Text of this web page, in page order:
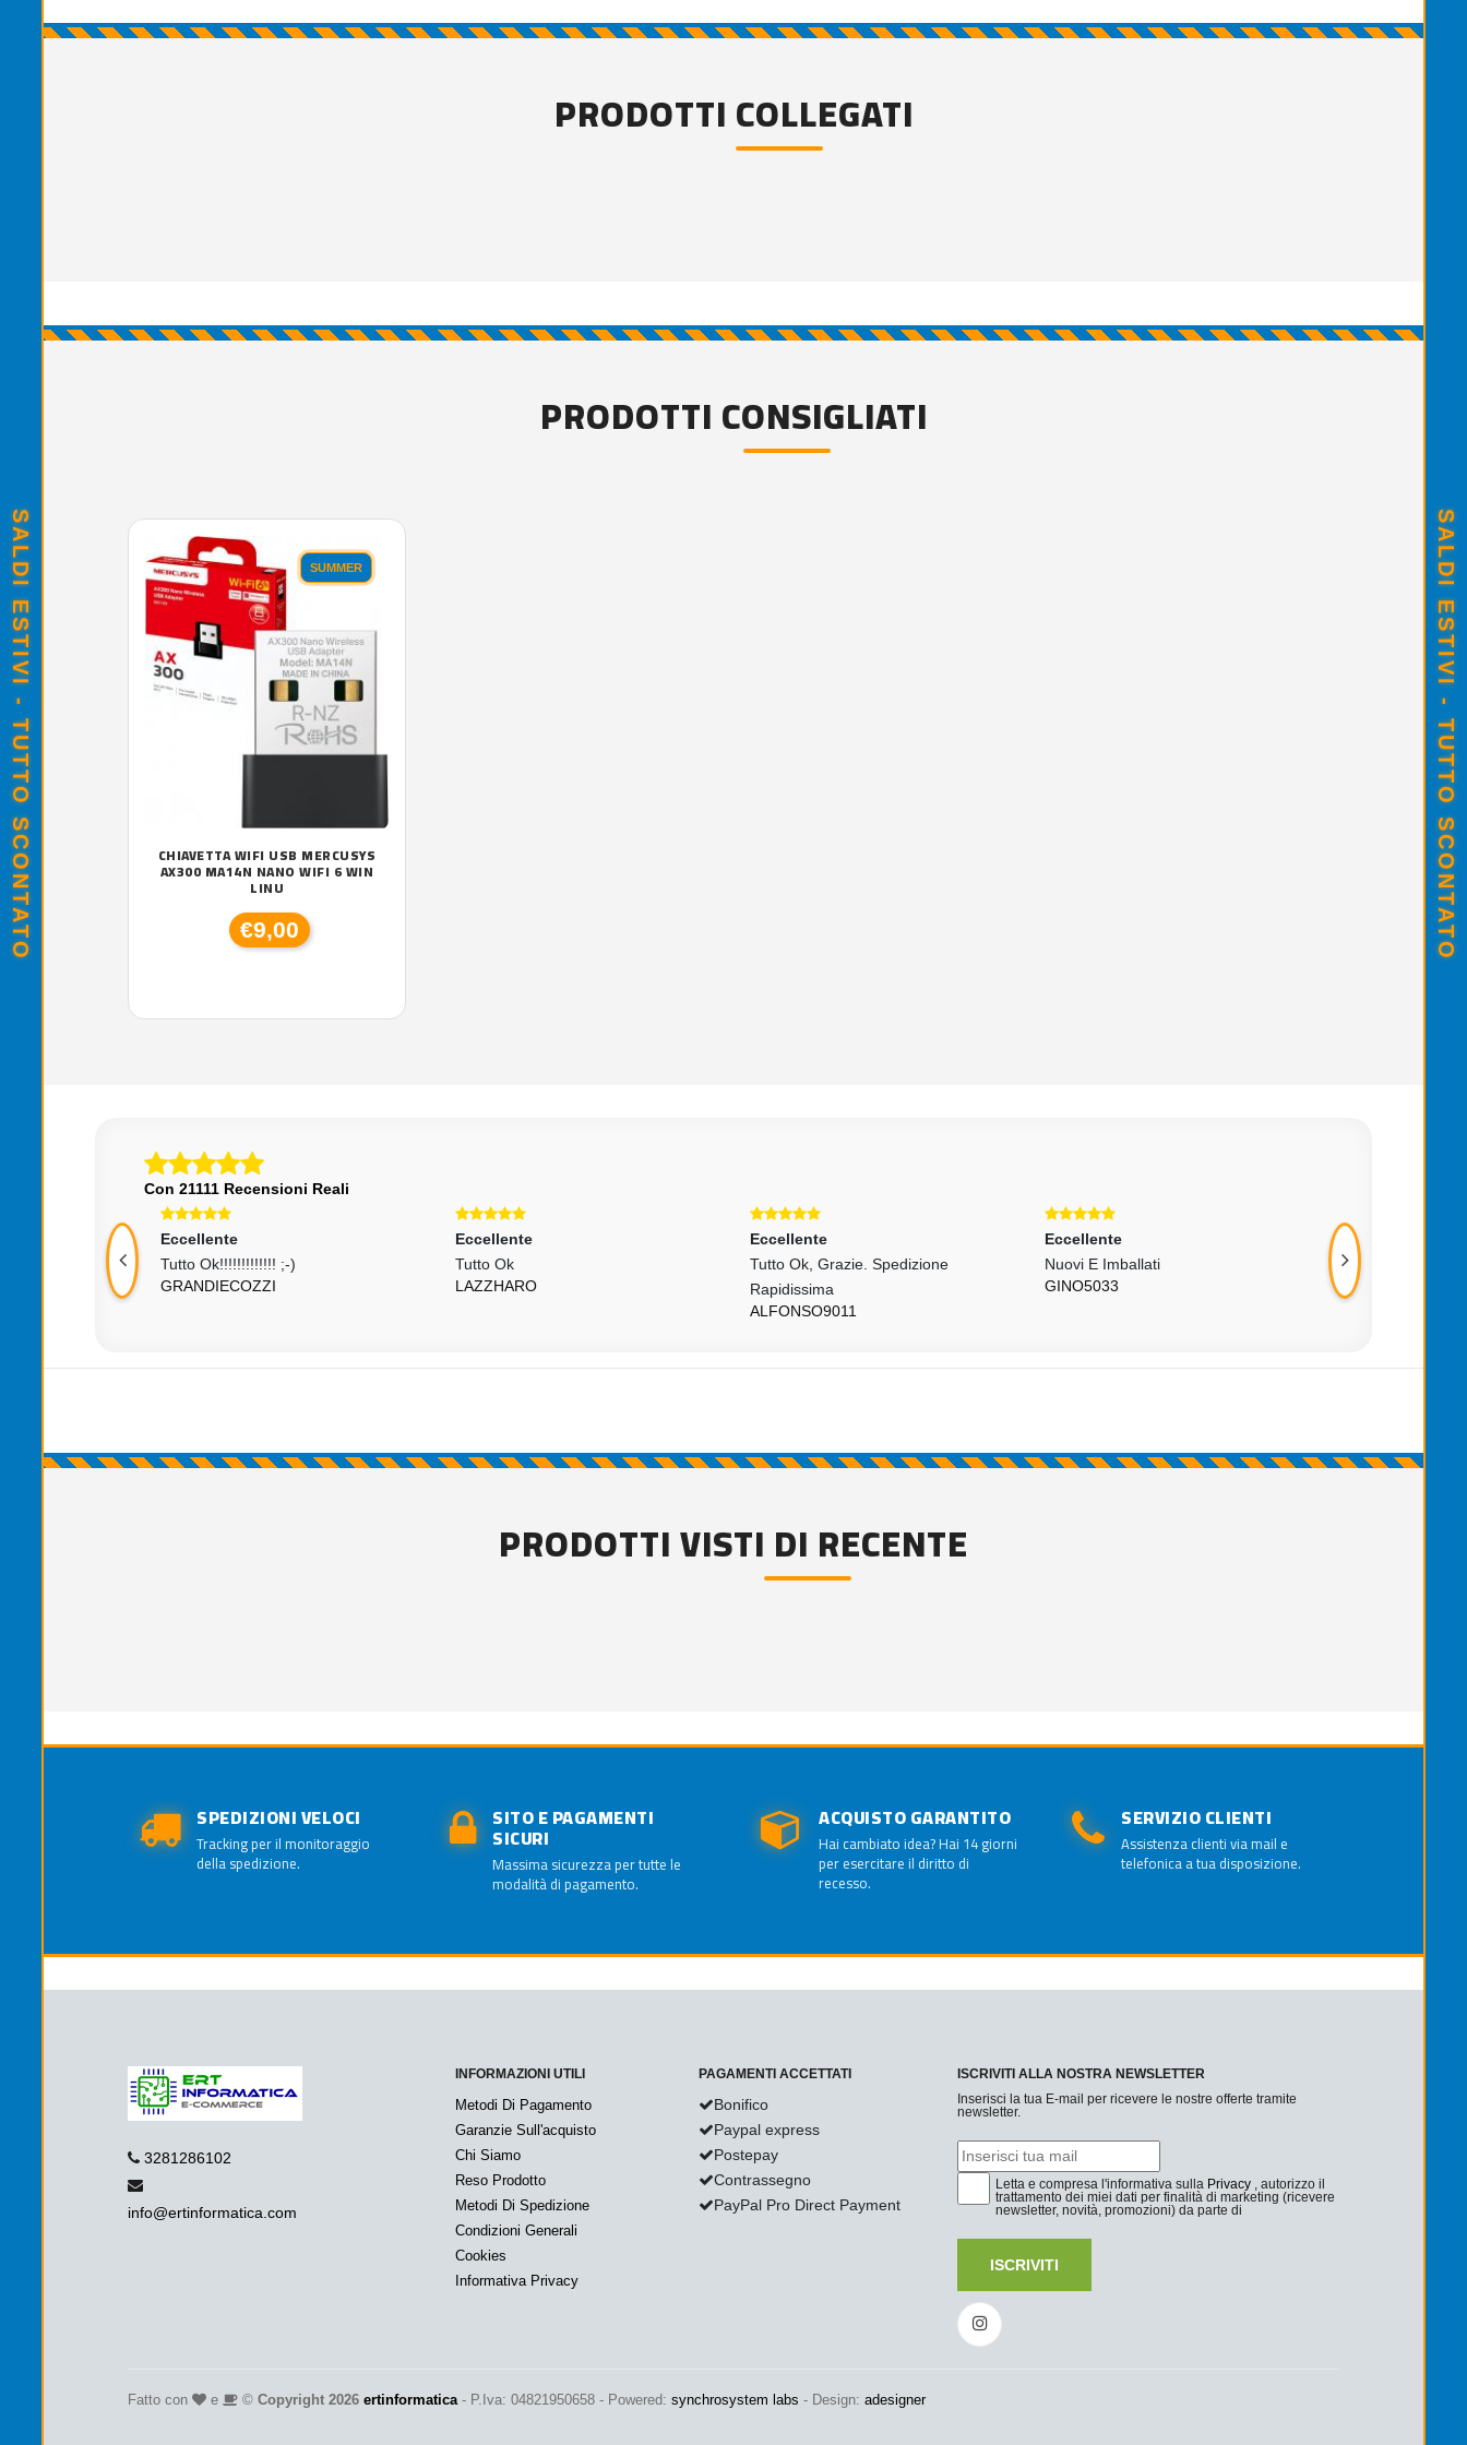
PRODOTTI COLLEGATI
PRODOTTI CONSIGLIATI
SUMMER
CHIAVETTA WIFI USB MERCUSYS
AX300 MA14N NANO WIFI 6 WIN
LINU
€9,00
Con 21111 Recensioni Reali
Eccellente
Tutto Ok!!!!!!!!!!!!! ;-)
GRANDIECOZZI
Eccellente
Tutto Ok
LAZZHARO
Eccellente
Tutto Ok, Grazie. Spedizione
Rapidissima
ALFONSO9011
Eccellente
Nuovi E Imballati
GINO5033
Eccellente
Tutto Ok
TIZLABIONDA74
PRODOTTI VISTI DI RECENTE
SPEDIZIONI VELOCI
Tracking per il monitoraggio
della spedizione.
SITO E PAGAMENTI
SICURI
Massima sicurezza per tutte le
modalità di pagamento.
ACQUISTO GARANTITO
Hai cambiato idea? Hai 14 giorni
per esercitare il diritto di
recesso.
SERVIZIO CLIENTI
Assistenza clienti via mail e
telefonica a tua disposizione.
3281286102
info@ertinformatica.com
INFORMAZIONI UTILI
Metodi Di Pagamento
Garanzie Sull'acquisto
Chi Siamo
Reso Prodotto
Metodi Di Spedizione
Condizioni Generali
Cookies
Informativa Privacy
PAGAMENTI ACCETTATI
Bonifico
Paypal express
Postepay
Contrassegno
PayPal Pro Direct Payment
ISCRIVITI ALLA NOSTRA NEWSLETTER
Inserisci la tua E-mail per ricevere le nostre offerte tramite
newsletter.
Letta e compresa l'informativa sulla Privacy , autorizzo il
trattamento dei miei dati per finalità di marketing (ricevere
newsletter, novità, promozioni) da parte di
ISCRIVITI
Fatto con e © Copyright 2026 ertinformatica - P.Iva: 04821950658 - Powered: synchrosystem labs - Design: adesigner
SALDI ESTIVI - TUTTO SCONTATO SALDI ESTIVI - TUTTO SCONTATO